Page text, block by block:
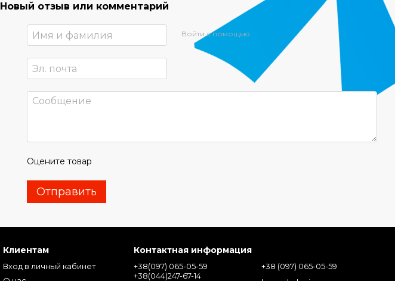
Новый отзыв или комментарий
Войти с помощью
Оцените товар
Отправить
Клиентам
Вход в личный кабинет
Контактная информация
+38(097) 065-05-59
+38(044)247-67-14
+38 (097) 065-05-59